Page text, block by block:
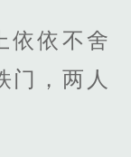
依依不舍
门，两人